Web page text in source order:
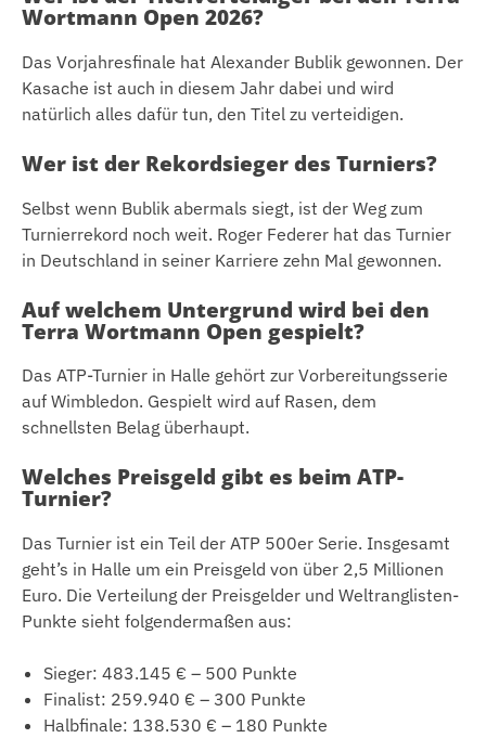
Wortmann Open 2026?
Das Vorjahresfinale hat Alexander Bublik gewonnen. Der
Kasache ist auch in diesem Jahr dabei und wird
natürlich alles dafür tun, den Titel zu verteidigen.
Wer ist der Rekordsieger des Turniers?
Selbst wenn Bublik abermals siegt, ist der Weg zum
Turnierrekord noch weit. Roger Federer hat das Turnier
in Deutschland in seiner Karriere zehn Mal gewonnen.
Auf welchem Untergrund wird bei den
Terra Wortmann Open gespielt?
Das ATP-Turnier in Halle gehört zur Vorbereitungsserie
auf Wimbledon. Gespielt wird auf Rasen, dem
schnellsten Belag überhaupt.
Welches Preisgeld gibt es beim ATP-
Turnier?
Das Turnier ist ein Teil der ATP 500er Serie. Insgesamt
geht’s in Halle um ein Preisgeld von über 2,5 Millionen
Euro. Die Verteilung der Preisgelder und Weltranglisten-
Punkte sieht folgendermaßen aus:
Sieger: 483.145 € – 500 Punkte
Finalist: 259.940 € – 300 Punkte
Halbfinale: 138.530 € – 180 Punkte